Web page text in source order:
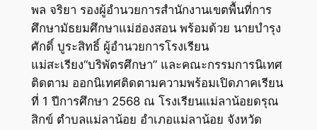
พล จริยา รองผู้อำนวยการสำนักงานเขตพื้นที่การ
ศึกษามัธยมศึกษาแม่ฮ่องสอน พร้อมด้วย นายบำรุง
ศักดิ์ บูระสิทธิ์ ผู้อำนวยการโรงเรียน
แม่สะเรียง“บริพัตรศึกษา” และคณะกรรมการนิเทศ
ติดตาม ออกนิเทศติดตามความพร้อมเปิดภาคเรียน
ที่ 1 ปีการศึกษา 2568 ณ โรงเรียนแม่ลาน้อยดรุณ
สิกข์ ตำบลแม่ลาน้อย อำเภอแม่ลาน้อย จังหวัด